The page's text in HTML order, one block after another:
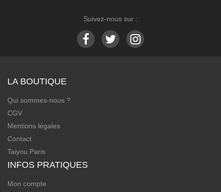
Suivez-nous sur :
LA BOUTIQUE
Qui sommes-nous ?
CGV
Mentions légales
Contact
Taiyou Paris
INFOS PRATIQUES
Mon compte